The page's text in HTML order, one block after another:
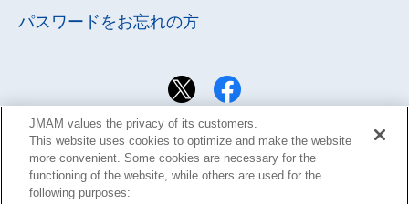
パスワードをお忘れの方
JMAM values the privacy of its customers.
This website uses cookies to optimize and make the website
more convenient. Some cookies are necessary for the
functioning of the website, while others are used for the
following purposes: